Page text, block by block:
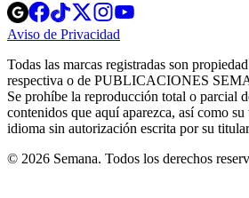
Opens
in
new
Opens
in
new
Opens
in
new
window
Opens
new
windowwindow
Aviso de Privacidad
new
window
Todas las marcas registradas son
respectiva o de PUBLICACIONES
Se prohíbe la reproducción total o parcial
contenidos que aquí aparezca, así como
idioma sin autorización escrita por su
© 2026 Semana. Todos los derechos